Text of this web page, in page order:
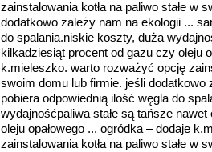
zainstalowania kotła na paliwo stałe w
dodatkowo zależy nam na ekologii ...
do spalania.niskie koszty, duża
kilkadziesiąt procent od gazu czy oleju
k.mieleszko. warto rozważyć opcję
swoim domu lub firmie. jeśli dodatkowo
pobiera odpowiednią ilość węgla do
wydajnośćpaliwa stałe są tańsze
oleju opałowego ... ogródka – dodaje
zainstalowania kotła na paliwo stałe w